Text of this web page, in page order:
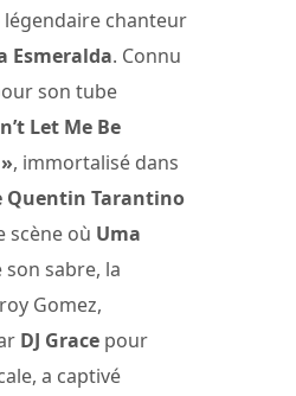
légendaire chanteur
Esmeralda. Connu
son tube
Let Me Be
, immortalisé dans
Quentin Tarantino
scène où Uma
son sabre, la
Gomez,
DJ Grace pour
a captivé